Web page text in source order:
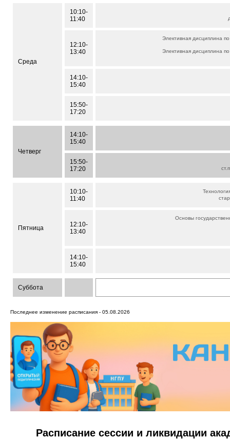
Среда
10:10-
11:40
12:10-
13:40
Элективная дисциплина
Элективная дисциплина
14:10-
15:40
15:50-
17:20
Четверг
14:10-
15:40
15:50-
17:20
Пятница
10:10-
11:40
12:10-
13:40
Основы
14:10-
15:40
Суббота
Последнее изменение расписания - 05.08.2026
Расписание сессии и ликвидации